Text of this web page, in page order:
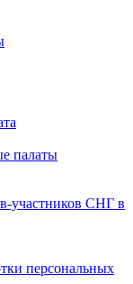
палаты
участников СНГ в
персональных